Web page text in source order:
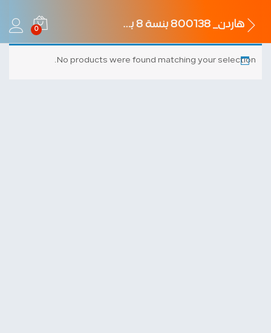
هاردن_ 800138 بنسة 8 بوصة معزولة_HARDEN 0
No products were found matching your selection.